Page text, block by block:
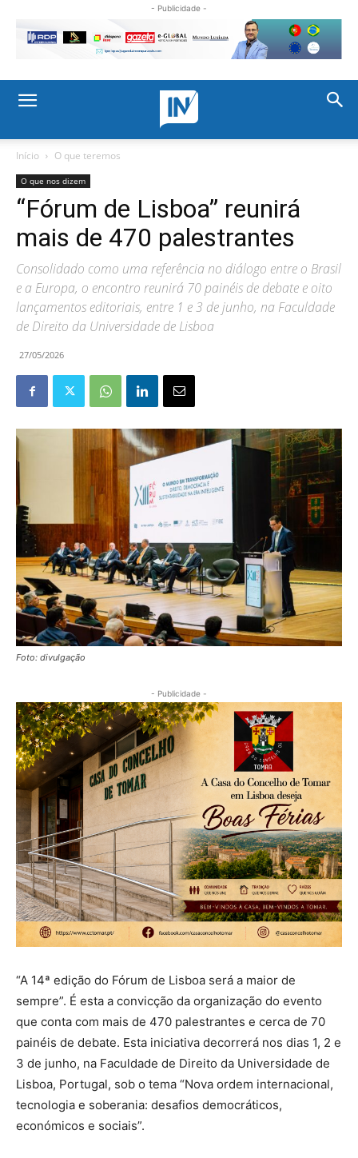
- Publicidade -
Início O que teremos
O que nos dizem
“Fórum de Lisboa” reunirá
mais de 470 palestrantes
Consolidado como uma referência no diálogo entre o Brasil
e a Europa, o encontro reunirá 70 painéis de debate e oito
lançamentos editoriais, entre 1 e 3 de junho, na Faculdade
de Direito da Universidade de Lisboa
27/05/2026
Foto: divulgação
- Publicidade -
“A 14ª edição do Fórum de Lisboa será a maior de
sempre”. É esta a convicção da organização do evento
que conta com mais de 470 palestrantes e cerca de 70
painéis de debate. Esta iniciativa decorrerá nos dias 1, 2 e
3 de junho, na Faculdade de Direito da Universidade de
Lisboa, Portugal, sob o tema “Nova ordem internacional,
tecnologia e soberania: desafios democráticos,
económicos e sociais”.